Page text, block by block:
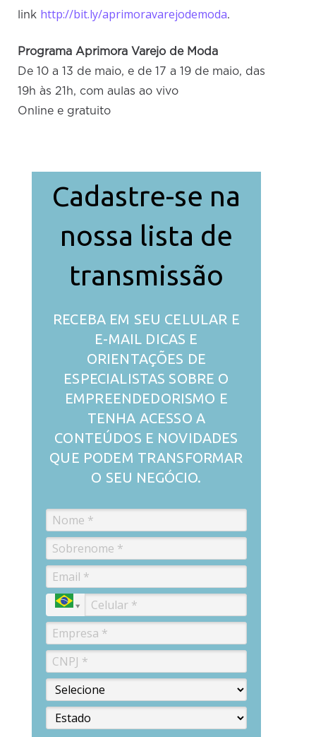
link http://bit.ly/aprimoravarejodemoda.
Programa Aprimora Varejo de Moda
De 10 a 13 de maio, e de 17 a 19 de maio, das
19h às 21h, com aulas ao vivo
Online e gratuito
Cadastre-se na
nossa lista de
transmissão
RECEBA EM SEU CELULAR E
E-MAIL DICAS E
ORIENTAÇÕES DE
ESPECIALISTAS SOBRE O
EMPREENDEDORISMO E
TENHA ACESSO A
CONTEÚDOS E NOVIDADES
QUE PODEM TRANSFORMAR
O SEU NEGÓCIO.